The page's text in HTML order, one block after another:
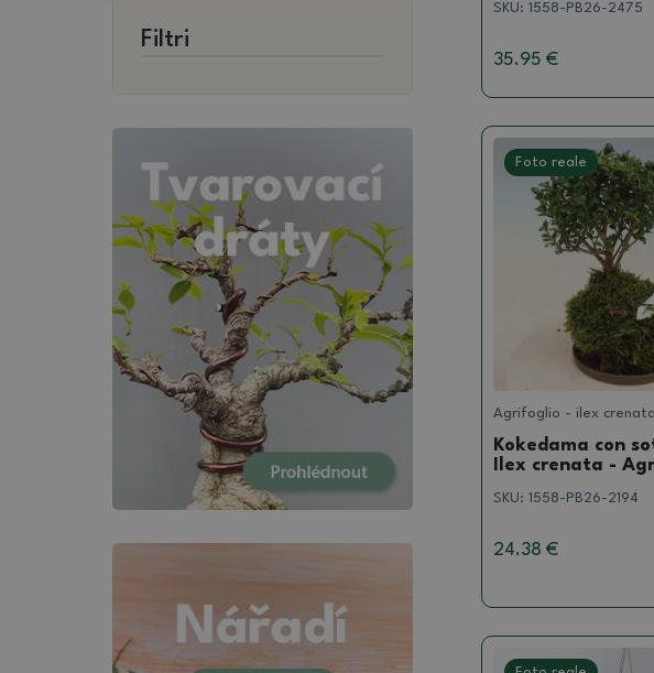
Filtri
SKU: 1558-PB26-2475
35.95 €
Foto reale
Agrifoglio - ilex crenata
Kokedama con
Ilex crenata -
SKU: 1558-PB26-2194
24.38 €